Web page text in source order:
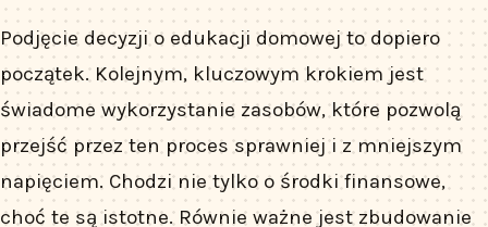
Podjęcie decyzji o edukacji domowej to dopiero
początek. Kolejnym, kluczowym krokiem jest
świadome wykorzystanie zasobów, które pozwolą
przejść przez ten proces sprawniej i z mniejszym
napięciem. Chodzi nie tylko o środki finansowe,
choć te są istotne. Równie ważne jest zbudowanie